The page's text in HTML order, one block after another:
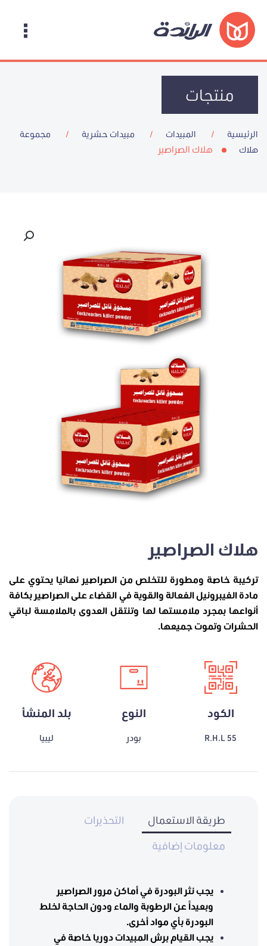
منتجات
الرئيسية المبيدات مبيدات حشرية
مجموعة
هلاك
هلاك الصراصير
هلاك الصراصير
تركيبة خاصة ومطورة للتخلص من الصراصير نهائيا يحتوي على
مادة الفيبرونيل الفعالة والقوية في القضاء على الصراصير بكافة
أنواعها بمجرد ملامستها لها وتنتقل العدوى بالملامسة لباقي
الحشرات وتموت جميعها.
الكود
R.H.L 55
النوع
بودر
بلد المنشأ
ليبيا
طريقة الاستعمال
التحذيرات
معلومات إضافية
يجب نثر البودرة في أماكن مرور الصراصير
وبعيداً عن الرطوبة والماء ودون الحاجة لخلط
البودرة بأي مواد أخرى.
يجب القيام برش المبيدات دوريا خاصة في